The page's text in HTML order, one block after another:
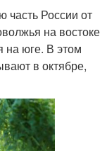
часть России от
на востоке
на юге. В этом
в октябре,